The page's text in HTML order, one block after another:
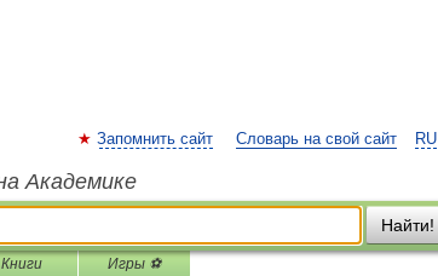
RU
Запомнить сайт Словарь на свой сайт
Академике
Найти!
Книги Игры ⚽